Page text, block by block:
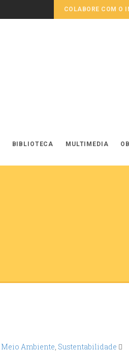
COLABORE COM O
BIBLIOTECA MULTIMEDIA
Meio Ambiente, Sustentabilidade